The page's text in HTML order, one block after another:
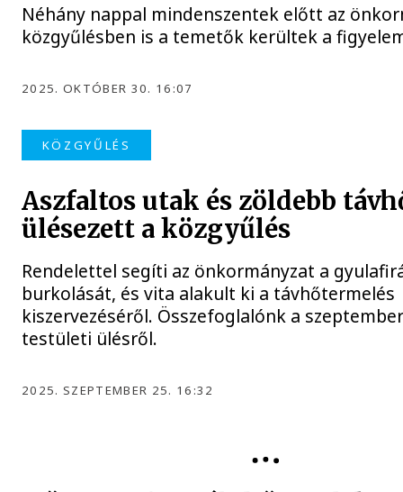
Néhány nappal mindenszentek előtt az
közgyűlésben is a temetők kerültek a
2025. OKTÓBER 30. 16:07
KÖZGYŰLÉS
Aszfaltos utak és zöldebb
ülésezett a közgyűlés
Rendelettel segíti az önkormányzat a
burkolását, és vita alakult ki a távhőtermelés
kiszervezéséről. Összefoglalónk a
testületi ülésről.
2025. SZEPTEMBER 25. 16:32